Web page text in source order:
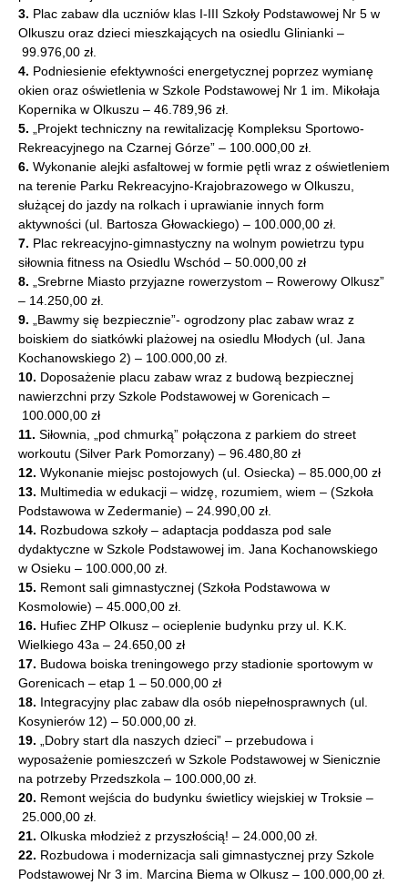
3. Plac zabaw dla uczniów klas I-III Szkoły Podstawowej Nr 5 w
Olkuszu oraz dzieci mieszkających na osiedlu Glinianki –
99.976,00 zł.
4. Podniesienie efektywności energetycznej poprzez wymianę
okien oraz oświetlenia w Szkole Podstawowej Nr 1 im. Mikołaja
Kopernika w Olkuszu – 46.789,96 zł.
5. „Projekt techniczny na rewitalizację Kompleksu Sportowo-
Rekreacyjnego na Czarnej Górze” – 100.000,00 zł.
6. Wykonanie alejki asfaltowej w formie pętli wraz z oświetleniem
na terenie Parku Rekreacyjno-Krajobrazowego w Olkuszu,
służącej do jazdy na rolkach i uprawianie innych form
aktywności (ul. Bartosza Głowackiego) – 100.000,00 zł.
7. Plac rekreacyjno-gimnastyczny na wolnym powietrzu typu
siłownia fitness na Osiedlu Wschód – 50.000,00 zł
8. „Srebrne Miasto przyjazne rowerzystom – Rowerowy Olkusz”
– 14.250,00 zł.
9. „Bawmy się bezpiecznie”- ogrodzony plac zabaw wraz z
boiskiem do siatkówki plażowej na osiedlu Młodych (ul. Jana
Kochanowskiego 2) – 100.000,00 zł.
10. Doposażenie placu zabaw wraz z budową bezpiecznej
nawierzchni przy Szkole Podstawowej w Gorenicach –
100.000,00 zł
11. Siłownia, „pod chmurką” połączona z parkiem do street
workoutu (Silver Park Pomorzany) – 96.480,80 zł
12. Wykonanie miejsc postojowych (ul. Osiecka) – 85.000,00 zł
13. Multimedia w edukacji – widzę, rozumiem, wiem – (Szkoła
Podstawowa w Zedermanie) – 24.990,00 zł.
14. Rozbudowa szkoły – adaptacja poddasza pod sale
dydaktyczne w Szkole Podstawowej im. Jana Kochanowskiego
w Osieku – 100.000,00 zł.
15. Remont sali gimnastycznej (Szkoła Podstawowa w
Kosmolowie) – 45.000,00 zł.
16. Hufiec ZHP Olkusz – ocieplenie budynku przy ul. K.K.
Wielkiego 43a – 24.650,00 zł
17. Budowa boiska treningowego przy stadionie sportowym w
Gorenicach – etap 1 – 50.000,00 zł
18. Integracyjny plac zabaw dla osób niepełnosprawnych (ul.
Kosynierów 12) – 50.000,00 zł.
19. „Dobry start dla naszych dzieci” – przebudowa i
wyposażenie pomieszczeń w Szkole Podstawowej w Sienicznie
na potrzeby Przedszkola – 100.000,00 zł.
20. Remont wejścia do budynku świetlicy wiejskiej w Troksie –
25.000,00 zł.
21. Olkuska młodzież z przyszłością! – 24.000,00 zł.
22. Rozbudowa i modernizacja sali gimnastycznej przy Szkole
Podstawowej Nr 3 im. Marcina Biema w Olkusz – 100.000,00 zł.